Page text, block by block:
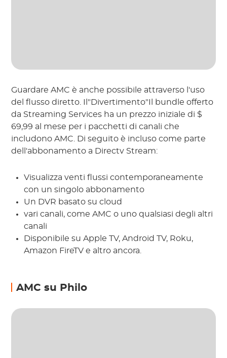
Guardare AMC è anche possibile attraverso l'uso
del flusso diretto. Il"Divertimento"Il bundle offerto
da Streaming Services ha un prezzo iniziale di $
69,99 al mese per i pacchetti di canali che
includono AMC. Di seguito è incluso come parte
dell'abbonamento a Directv Stream:
Visualizza venti flussi contemporaneamente
con un singolo abbonamento
Un DVR basato su cloud
vari canali, come AMC o uno qualsiasi degli altri
canali
Disponibile su Apple TV, Android TV, Roku,
Amazon FireTV e altro ancora.
AMC su Philo